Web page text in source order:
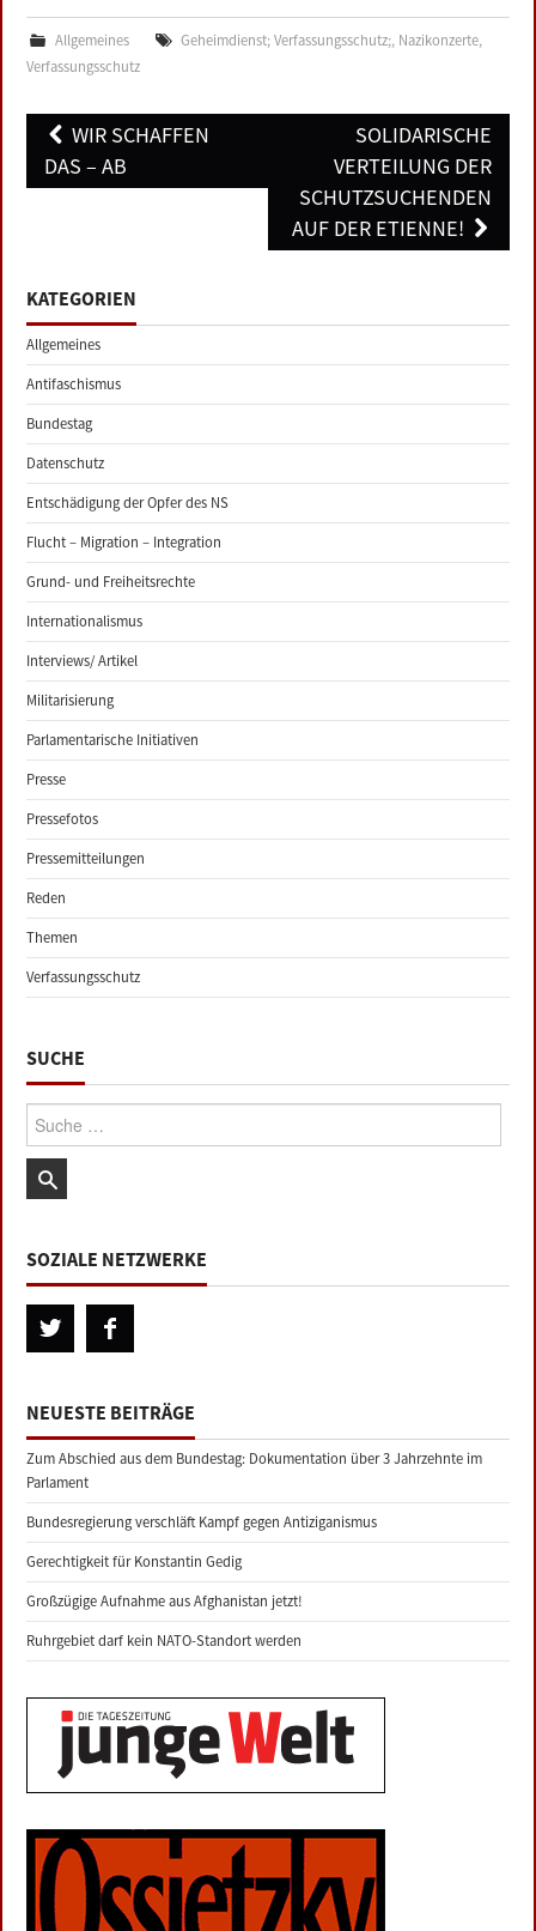
Allgemeines Geheimdienst; Verfassungsschutz;, Nazikonzerte,
Verfassungsschutz
Post
navigation
WIR SCHAFFEN
DAS – AB
SOLIDARISCHE
VERTEILUNG DER
SCHUTZSUCHENDEN
AUF DER ETIENNE!
KATEGORIEN
Allgemeines
Antifaschismus
Bundestag
Datenschutz
Entschädigung der Opfer des NS
Flucht – Migration – Integration
Grund- und Freiheitsrechte
Internationalismus
Interviews/ Artikel
Militarisierung
Parlamentarische Initiativen
Presse
Pressefotos
Pressemitteilungen
Reden
Themen
Verfassungsschutz
SUCHE
Suche:
SOZIALE NETZWERKE
NEUESTE BEITRÄGE
Zum Abschied aus dem Bundestag: Dokumentation über 3 Jahrzehnte im
Parlament
Bundesregierung verschläft Kampf gegen Antiziganismus
Gerechtigkeit für Konstantin Gedig
Großzügige Aufnahme aus Afghanistan jetzt!
Ruhrgebiet darf kein NATO-Standort werden